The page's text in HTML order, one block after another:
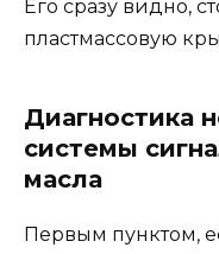
Его сразу видно,
пластмассовую
Диагностика
системы
масла
Первым пунктом,